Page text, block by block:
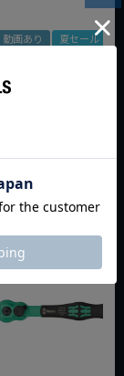
動画あり 夏セール
6,545